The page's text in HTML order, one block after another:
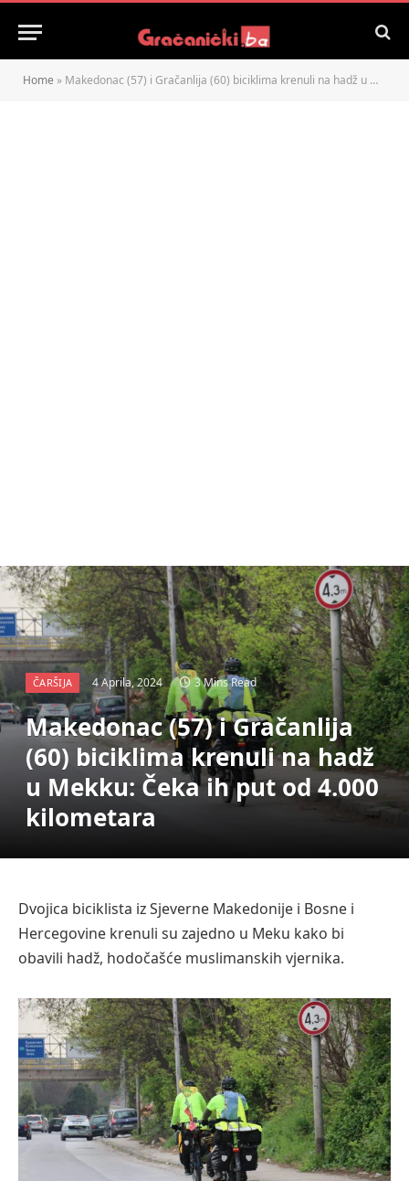
Home » Makedonac (57) i Gračanlija (60) biciklima krenuli na hadž u Mekku: Čeka ih put od 4.000 kilometara
ČARŠIJA 4 Aprila, 2024 3 Mins Read
Makedonac (57) i Gračanlija
(60) biciklima krenuli na hadž
u Mekku: Čeka ih put od 4.000
kilometara
Dvojica biciklista iz Sjeverne Makedonije i Bosne i
Hercegovine krenuli su zajedno u Meku kako bi
obavili hadž, hodočašće muslimanskih vjernika.